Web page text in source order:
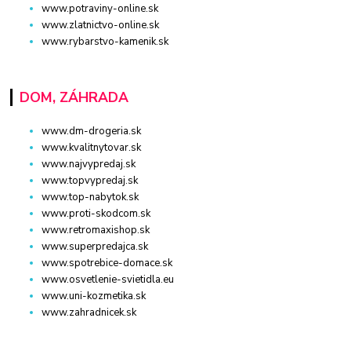
www.potraviny-online.sk
www.zlatnictvo-online.sk
www.rybarstvo-kamenik.sk
DOM, ZÁHRADA
www.dm-drogeria.sk
www.kvalitnytovar.sk
www.najvypredaj.sk
www.topvypredaj.sk
www.top-nabytok.sk
www.proti-skodcom.sk
www.retromaxishop.sk
www.superpredajca.sk
www.spotrebice-domace.sk
www.osvetlenie-svietidla.eu
www.uni-kozmetika.sk
www.zahradnicek.sk